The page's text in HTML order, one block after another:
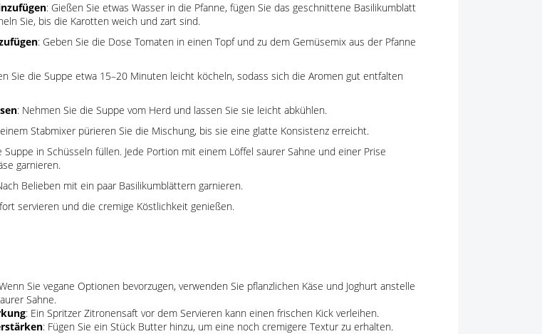
: Gießen Sie etwas Wasser in die Pfanne, fügen Sie das geschnittene Basilikumblatt
Sie, bis die Karotten weich und zart sind.
: Geben Sie die Dose Tomaten in einen Topf und zu dem Gemüsemix aus der Pfanne
Sie die Suppe etwa 15–20 Minuten leicht köcheln, sodass sich die Aromen gut entfalten
: Nehmen Sie die Suppe vom Herd und lassen Sie sie leicht abkühlen.
Stabmixer pürieren Sie die Mischung, bis sie eine glatte Konsistenz erreicht.
Suppe in Schüsseln füllen. Jede Portion mit einem Löffel saurer Sahne und einer Prise
garnieren.
Belieben mit ein paar Basilikumblättern garnieren.
servieren und die cremige Köstlichkeit genießen.
Sie vegane Optionen bevorzugen, verwenden Sie pflanzlichen Käse und Joghurt anstelle
Sahne.
: Ein Spritzer Zitronensaft vor dem Servieren kann einen frischen Kick verleihen.
: Fügen Sie ein Stück Butter hinzu, um eine noch cremigere Textur zu erhalten.